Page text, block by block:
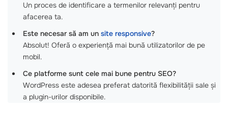
Un proces de identificare a termenilor relevanți pentru
afacerea ta.
Este necesar să am un site responsive?
Absolut! Oferă o experiență mai bună utilizatorilor de pe
mobil.
Ce platforme sunt cele mai bune pentru SEO?
WordPress este adesea preferat datorită flexibilității sale și
a plugin-urilor disponibile.